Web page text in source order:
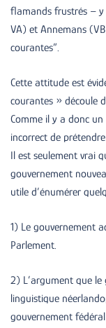
flamands frustrés – y
VA) et Annemans
courantes”.
Cette attitude est
courantes » découle
Comme il y a donc
incorrect de
Il est seulement vrai
gouvernement
utile d’énumérer
1) Le gouvernement
Parlement.
2) L’argument que
linguistique
gouvernement